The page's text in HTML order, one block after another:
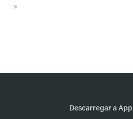
>
Descarregar a App